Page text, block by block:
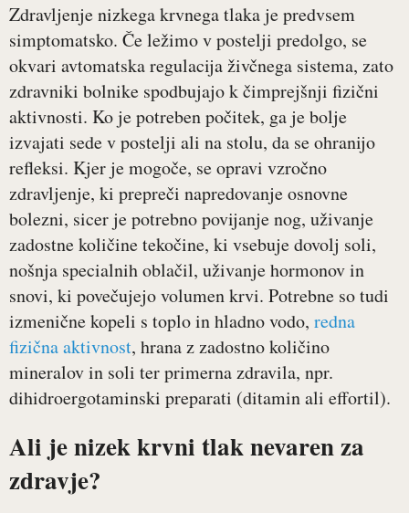
Zdravljenje nizkega krvnega tlaka je predvsem
simptomatsko. Če ležimo v postelji predolgo, se
okvari avtomatska regulacija živčnega sistema, zato
zdravniki bolnike spodbujajo k čimprejšnji fizični
aktivnosti. Ko je potreben počitek, ga je bolje
izvajati sede v postelji ali na stolu, da se ohranijo
refleksi. Kjer je mogoče, se opravi vzročno
zdravljenje, ki prepreči napredovanje osnovne
bolezni, sicer je potrebno povijanje nog, uživanje
zadostne količine tekočine, ki vsebuje dovolj soli,
nošnja specialnih oblačil, uživanje hormonov in
snovi, ki povečujejo volumen krvi. Potrebne so tudi
izmenične kopeli s toplo in hladno vodo, redna
fizična aktivnost, hrana z zadostno količino
mineralov in soli ter primerna zdravila, npr.
dihidroergotaminski preparati (ditamin ali effortil).
Ali je nizek krvni tlak nevaren za
zdravje?